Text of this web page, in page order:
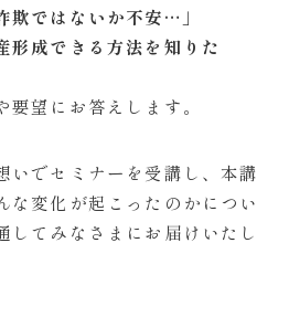
欺ではないか不安…」
形成できる方法を知りた
望にお答えします。
いでセミナーを受講し、本講
な変化が起こったのかについ
してみなさまにお届けいたし